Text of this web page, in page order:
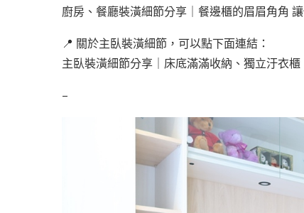
廚房、餐廳裝潢細節分享｜餐邊櫃的眉眉角角
📍 關於主臥裝潢細節，可以點下面連結：
主臥裝潢細節分享｜床底滿滿收納、獨立汙衣
–